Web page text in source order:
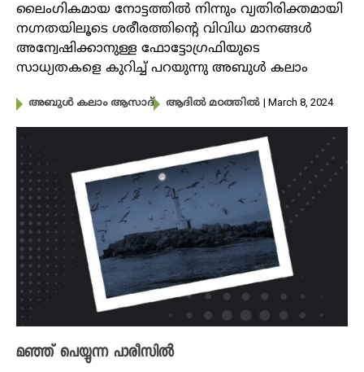
ലൈംഗികമായ നോട്ടത്തിൽ നിന്നും വ്യതിരിക്തമായി
നഗ്നതയിലൂടെ ശരീരത്തിന്റെ വിവിധ മാനങ്ങൾ
അന്വേഷിക്കാനുള്ള ഫോട്ടോഗ്രഫിയുടെ
സാധ്യതകളെ കുറിച്ച് പറയുന്നു അബുൾ കലാം
അബുൾ കലാം ആസാദ് ആദിൽ മഠത്തിൽ | March 8, 2024
മഞ്ഞ് പെയ്യുന്ന പാരീസിൽ